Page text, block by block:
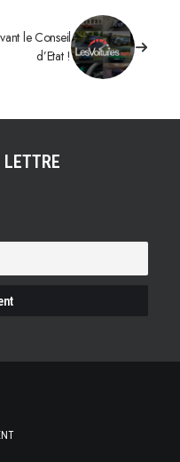
le Conseil
d’Etat !